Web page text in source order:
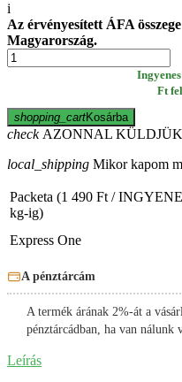
i
Az érvényesített ÁFA
Magyarország.
Ft
shopping_cartKosárba
checkAZONNAL KÜLDJÜK
local_shipping Mikor kapom
Packeta (1 490 Ft /
kg-ig)
Express One
A pénztárcám
A termék árának 2%-át a
pénztárcádban, ha van nálunk
Leírás